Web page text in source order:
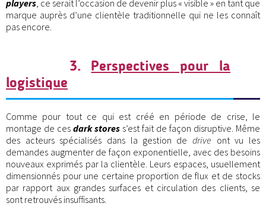
players , ce serait l’occasion de devenir plus « visible » en tant que
marque auprès d’une clientèle traditionnelle qui ne les connaît
pas encore.
3. Perspectives pour la
logistique
Comme pour tout ce qui est créé en période de crise, le
montage de ces dark stores s’est fait de façon disruptive. Même
des acteurs spécialisés dans la gestion de drive ont vu les
demandes augmenter de façon exponentielle, avec des besoins
nouveaux exprimés par la clientèle. Leurs espaces, usuellement
dimensionnés pour une certaine proportion de flux et de stocks
par rapport aux grandes surfaces et circulation des clients, se
sont retrouvés insuffisants.